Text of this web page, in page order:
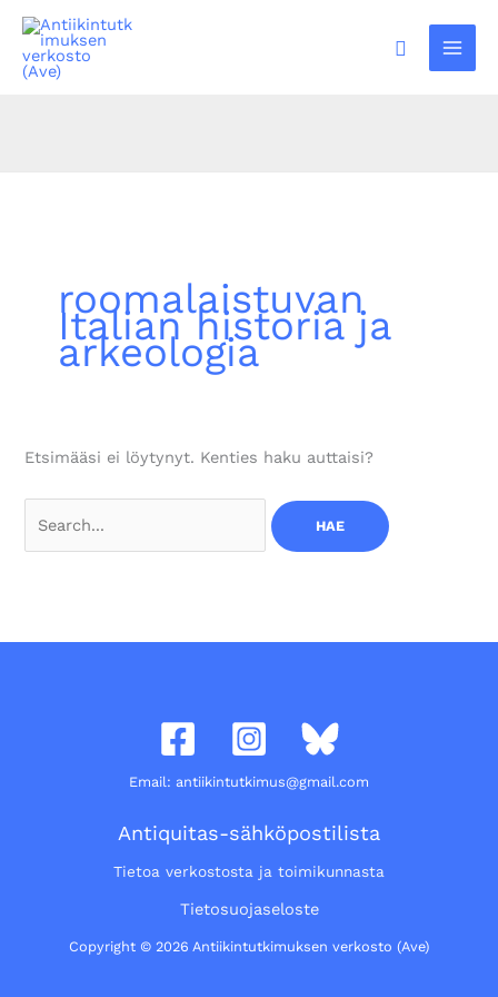
Siirry
sisältöön
Hae
roomalaistuvan
Italian historia ja
arkeologia
Etsimääsi ei löytynyt. Kenties haku auttaisi?
Email: antiikintutkimus@gmail.com
Antiquitas-sähköpostilista
Tietoa verkostosta ja toimikunnasta
Tietosuojaseloste
Copyright © 2026 Antiikintutkimuksen verkosto (Ave)